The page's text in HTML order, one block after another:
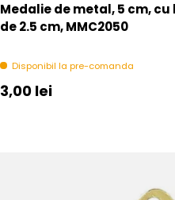
Medalie de metal, 5 cm,
de 2.5 cm, MMC2050
Disponibil la pre-comanda
Pret initial
3,00 lei